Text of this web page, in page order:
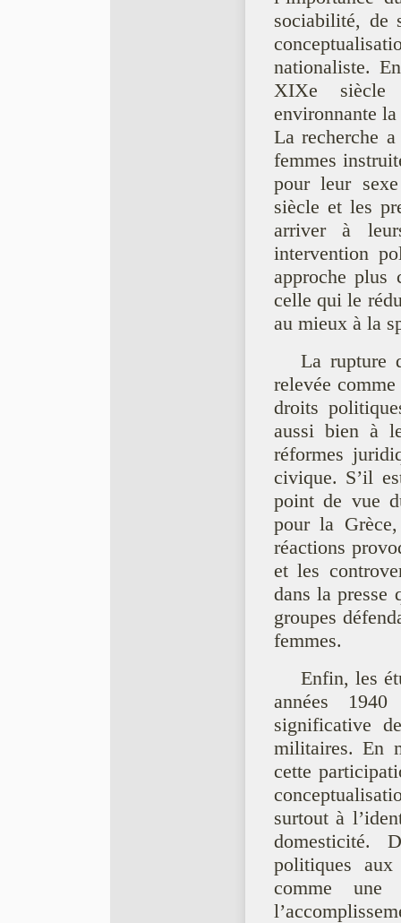
sociabilité, de
nationaliste.
XIXe siècle
environnante
La recherche
femmes
pour leur
siècle et les
arriver à
intervention
approche plus
celle qui le
au mieux à la
La rupture
relevée
droits
aussi bien à
réformes
civique. S’il
point de vue
pour la
réactions
et les
dans la presse
groupes
femmes.
Enfin, les
années
significative
militaires. En
cette
surtout à
domesticité.
politiques
comme une